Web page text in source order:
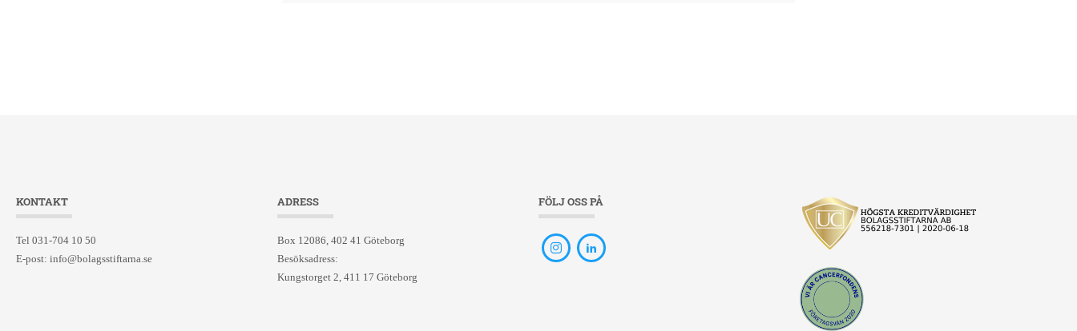
KONTAKT
Tel 031-704 10 50
E-post: info@bolagsstiftarna.se
ADRESS
Box 12086, 402 41 Göteborg
Besöksadress:
Kungstorget 2, 411 17 Göteborg
FÖLJ OSS PÅ